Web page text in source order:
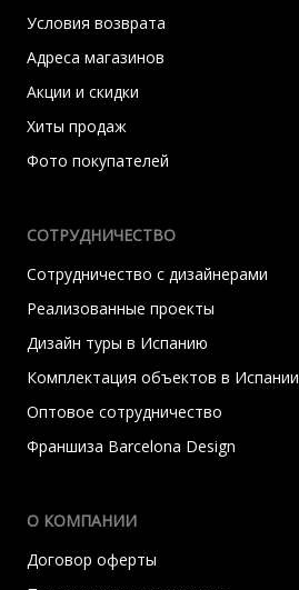
Условия возврата
Адреса магазинов
Акции и скидки
Хиты продаж
Фото покупателей
СОТРУДНИЧЕСТВО
Сотрудничество с дизайнерами
Реализованные проекты
Дизайн туры в Испанию
Комплектация объектов в Испании
Оптовое сотрудничество
Франшиза Barcelona Design
О КОМПАНИИ
Договор оферты